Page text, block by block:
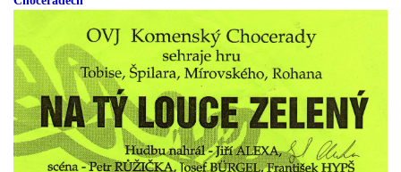
CO NOVÉHO ZKOUŠÍME
KDY, KDE A CO HRAJEME